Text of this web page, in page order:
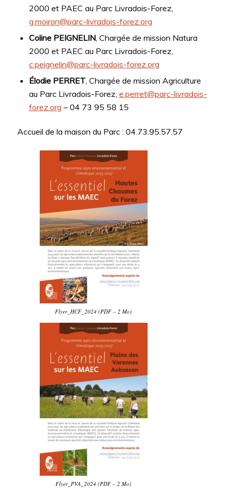
2000 et PAEC au Parc Livradois-Forez,
g.moiron@parc-livradois-forez.org
Coline PEIGNELIN, Chargée de mission Natura
2000 et PAEC au Parc Livradois-Forez,
c.peignelin@parc-livradois-forez.org
Élodie PERRET, Chargée de mission Agriculture
au Parc Livradois-Forez, e.perret@parc-livradois-
forez.org – 04 73 95 58 15
Accueil de la maison du Parc : 04.73.95.57.57
Flyer_HCF_2024 (PDF – 2 Mo)
Flyer_PVA_2024 (PDF – 2 Mo)